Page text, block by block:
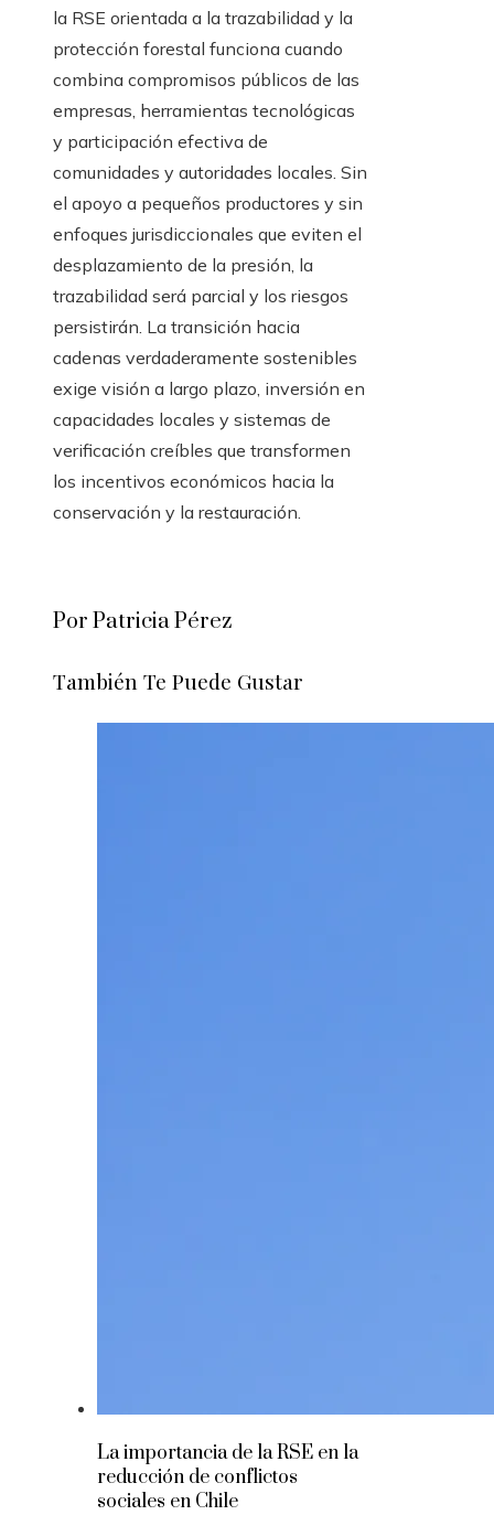
la RSE orientada a la trazabilidad y la
protección forestal funciona cuando
combina compromisos públicos de las
empresas, herramientas tecnológicas
y participación efectiva de
comunidades y autoridades locales. Sin
el apoyo a pequeños productores y sin
enfoques jurisdiccionales que eviten el
desplazamiento de la presión, la
trazabilidad será parcial y los riesgos
persistirán. La transición hacia
cadenas verdaderamente sostenibles
exige visión a largo plazo, inversión en
capacidades locales y sistemas de
verificación creíbles que transformen
los incentivos económicos hacia la
conservación y la restauración.
Por Patricia Pérez
También Te Puede Gustar
La importancia de la RSE en la
reducción de conflictos
sociales en Chile